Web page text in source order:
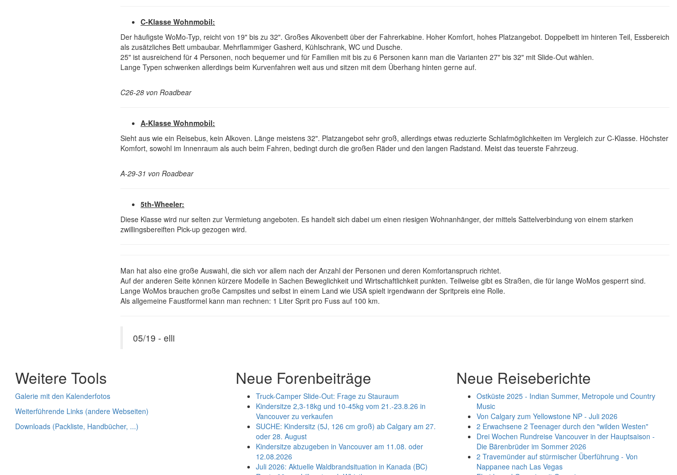
C-Klasse Wohnmobil:
Der häufigste WoMo-Typ, reicht von 19" bis zu 32". Großes Alkovenbett über der Fahrerkabine. Hoher Komfort, hohes Platzangebot. Doppelbett im hinteren Teil, Essbereich
als zusätzliches Bett umbaubar. Mehrflammiger Gasherd, Kühlschrank, WC und Dusche.
25" ist ausreichend für 4 Personen, noch bequemer und für Familien mit bis zu 6 Personen kann man die Varianten 27" bis 32" mit Slide-Out wählen.
Lange Typen schwenken allerdings beim Kurvenfahren weit aus und sitzen mit dem Überhang hinten gerne auf.
C26-28 von Roadbear
A-Klasse Wohnmobil:
Sieht aus wie ein Reisebus, kein Alkoven. Länge meistens 32". Platzangebot sehr groß, allerdings etwas reduzierte Schlafmöglichkeiten im Vergleich zur C-Klasse. Höchster
Komfort, sowohl im Innenraum als auch beim Fahren, bedingt durch die großen Räder und den langen Radstand. Meist das teuerste Fahrzeug.
A-29-31 von Roadbear
5th-Wheeler:
Diese Klasse wird nur selten zur Vermietung angeboten. Es handelt sich dabei um einen riesigen Wohnanhänger, der mittels Sattelverbindung von einem starken
zwillingsbereiften Pick-up gezogen wird.
Man hat also eine große Auswahl, die sich vor allem nach der Anzahl der Personen und deren Komfortanspruch richtet.
Auf der anderen Seite können kürzere Modelle in Sachen Beweglichkeit und Wirtschaftlichkeit punkten. Teilweise gibt es Straßen, die für lange WoMos gesperrt sind.
Lange WoMos brauchen große Campsites und selbst in einem Land wie USA spielt irgendwann der Spritpreis eine Rolle.
Als allgemeine Faustformel kann man rechnen: 1 Liter Sprit pro Fuss auf 100 km.
05/19 - elli
Weitere Tools
Galerie mit den Kalenderfotos
Weiterführende Links (andere Webseiten)
Downloads (Packliste, Handbücher, ...)
Neue Forenbeiträge
Truck-Camper Slide-Out: Frage zu Stauraum
Kindersitze 2,3-18kg und 10-45kg vom 21.-23.8.26 in
Vancouver zu verkaufen
SUCHE: Kindersitz (5J, 126 cm groß) ab Calgary am 27.
oder 28. August
Kindersitze abzugeben in Vancouver am 11.08. oder
12.08.2026
Juli 2026: Aktuelle Waldbrandsituation in Kanada (BC)
Neue Reiseberichte
Ostküste 2025 - Indian Summer, Metropole und Country
Music
Von Calgary zum Yellowstone NP - Juli 2026
2 Erwachsene 2 Teenager durch den "wilden Westen"
Drei Wochen Rundreise Vancouver in der Hauptsaison -
Die Bärenbrüder im Sommer 2026
2 Travemünder auf stürmischer Überführung - Von
Nappanee nach Las Vegas